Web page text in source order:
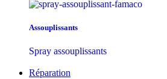
Assouplissants
Spray assouplissants
Réparation